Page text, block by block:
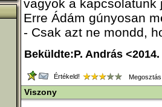
vagyok a kapcsolatunk
Erre Ádám gúnyosan
- Csak azt ne mondd,
Beküldte:P. András
Értékeld!
Viszony